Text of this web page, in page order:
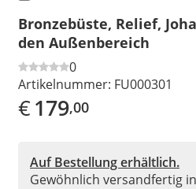
Bronzebüste, Relief,
den Außenbereich
0
Artikelnummer: FU000301
€179,00
Auf Bestellung erhältlich.
Gewöhnlich versandfertig